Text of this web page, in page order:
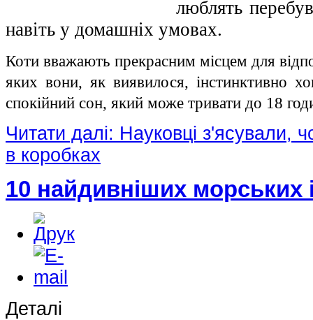
люблять
навіть у домашніх умовах.
Коти вважають прекрасним місцем для
яких вони, як виявилося, інстинктивно
спокійний сон, який може тривати до 18
Читати далі: Науковці з'ясували,
в коробках
10 найдивніших морських
Деталі